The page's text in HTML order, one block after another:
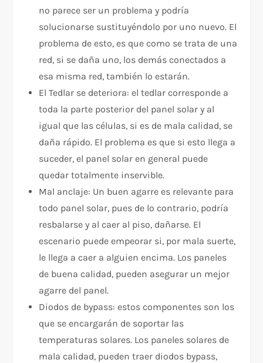
no parece ser un problema y podría
solucionarse sustituyéndolo por uno nuevo. El
problema de esto, es que como se trata de una
red, si se daña uno, los demás conectados a
esa misma red, también lo estarán.
El Tedlar se deteriora: el tedlar corresponde a
toda la parte posterior del panel solar y al
igual que las células, si es de mala calidad, se
daña rápido. El problema es que si esto llega a
suceder, el panel solar en general puede
quedar totalmente inservible.
Mal anclaje: Un buen agarre es relevante para
todo panel solar, pues de lo contrario, podría
resbalarse y al caer al piso, dañarse. El
escenario puede empeorar si, por mala suerte,
le llega a caer a alguien encima. Los paneles
de buena calidad, pueden asegurar un mejor
agarre del panel.
Diodos de bypass: estos componentes son los
que se encargarán de soportar las
temperaturas solares. Los paneles solares de
mala calidad, pueden traer diodos bypass,